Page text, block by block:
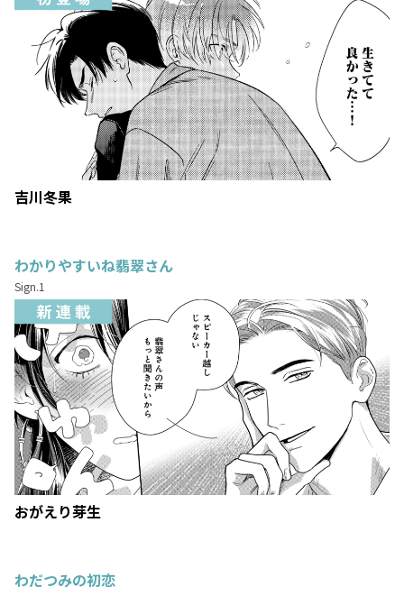
吉川冬果
わかりやすいね翡翠さん
Sign.1
おがえり芽生
わだつみの初恋